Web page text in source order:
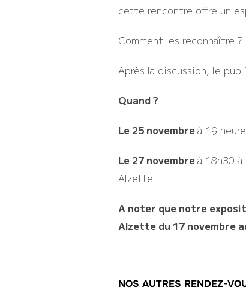
cette rencontre offre un
Comment les reconnaître
Après la discussion, le
Quand ?
Le 25 novembreà 19
Le 27 novembreà 18h30
Alzette.
A noter que notre
Alzette du 17 novembre
NOS AUTRES RENDEZ-